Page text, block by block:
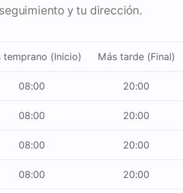
y tu dirección.
temprano (Inicio) Más tarde (Final)
08:00 20:00
08:00 20:00
08:00 20:00
08:00 20:00